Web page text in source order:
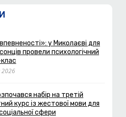
у Миколаєві для
провели психологічний
2026
набір на третій
курс із жестової мови для
сфери